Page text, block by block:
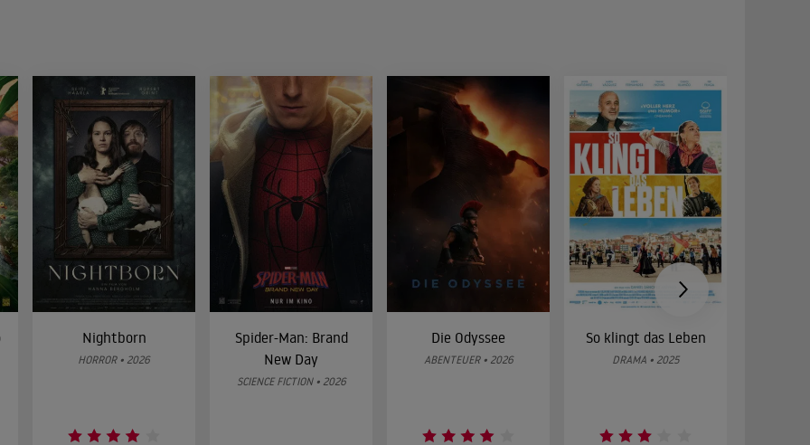
Nightborn
HORROR • 2026
Spider-Man: Brand
New Day
SCIENCE FICTION • 2026
Die Odyssee
ABENTEUER • 2026
So klingt das Leben
DRAMA • 2025